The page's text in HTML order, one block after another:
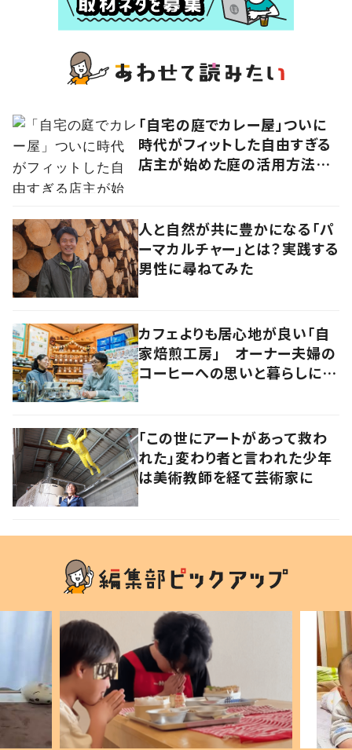
「自宅の庭でカレー屋」ついに
時代がフィットした自由すぎる
店主が始めた庭の活用方法に
人と自然が共に豊かになる「パ
ーマカルチャー」とは？実践する
男性に尋ねてみた
カフェよりも居心地が良い「自
家焙煎工房」 オーナー夫婦の
コーヒーへの思いと暮らしに迫
「この世にアートがあって救わ
れた」変わり者と言われた少年
は美術教師を経て芸術家に